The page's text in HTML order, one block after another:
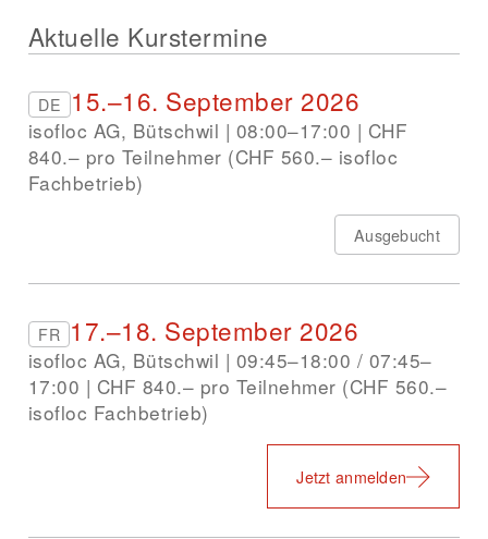
Aktuelle Kurstermine
DE 15.–16. September 2026
isofloc AG, Bütschwil | 08:00–17:00 | CHF
840.– pro Teilnehmer (CHF 560.– isofloc
Fachbetrieb)
Ausgebucht
FR 17.–18. September 2026
isofloc AG, Bütschwil | 09:45–18:00 / 07:45–
17:00 | CHF 840.– pro Teilnehmer (CHF 560.–
isofloc Fachbetrieb)
Jetzt anmelden